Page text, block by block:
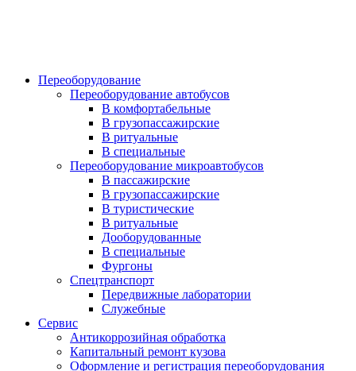
Переоборудование
Переоборудование автобусов
В комфортабельные
В грузопассажирские
В ритуальные
В специальные
Переоборудование микроавтобусов
В пассажирские
В грузопассажирские
В туристические
В ритуальные
Дооборудованные
В специальные
Фургоны
Спецтранспорт
Передвижные лаборатории
Служебные
Сервис
Антикоррозийная обработка
Капитальный ремонт кузова
Оформление и регистрация переоборудования